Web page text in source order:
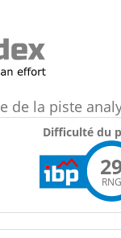
de la piste
Difficulté du
RNG